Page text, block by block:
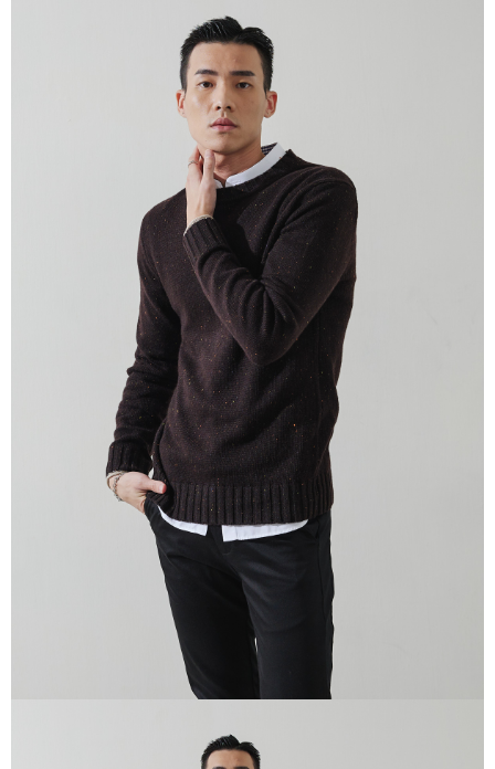
4.ご注文が完了すると、携帯に支払い通知のSMSが届きます。アプリ会員
の場合は、AFTEE アプリプッシュ通知が届きます。
5.商品受け取り時のお支払いは不要です。商品を確かめてから、SMSまた
はアプリの通知に従って、4大コンビニ、またはATM/オンラインバンキン
代金納付期限は最短で 14 日以内ですので、ご注意ください。AFTEE アプ
リをダウンロードして AFTEE 会員になるとお支払い期限を最長 45 日以内
お支払期限は、ショップが請求した期日と、AFTEEで延長できる日数をも
とに計算されます。AFTEEで注文すると、商品を受け取るまで支払い期限
を延長できますが、商品を期限内に受け取れない場合があります（例：予
約商品や商品到着日が比較的遅い商品）。そのため、商品到着の有無に関
わらず、AFTEEで指定された期限内にお支払いください。
1.初回 AFTEEを ご利用の際に、認証結果及び当社の審査の結果に基づ
き、限度額が設定されます。
2.決済金額は最低NT$20です。
3.現在、台湾の会員のみご利用いただけます。
三、利用規約「AFTEE代金後払い」（以下当サービスという）はネットプ
ロテクションズ（以下 AFTEE という）が提供し、AFTEEが代金を徴収し
ます。当サービスご利用の際に提供しなければならない個人情報（注文者
の氏名、電話番号、受取人の氏名、電話番号、受取人住所を含むがこれに
限らない）は、AFTEEに渡され当サービスで必要な範囲内で利用されま
す。AFTEEの個人情報の収集、処理、利用について、詳細はAFTEE公式ホ
ームページの『個人情報の収集、処理及び利用に関する声明』をご参照く
https://aftee.tw/privacypolicy/ ）。
AFTEEの初回ご利用の際に、審査を通過すれば、最高額がNT$10,000にな
ります。支払い期限を過ぎた場合、その金額に基づいて年利20%の遅延滞
納金が加算されます。未成年の利用者は、事前に法定代理人または後見人
の同意を得ればAFTEEをご利用いただけます。
個人情報の処理、利用について疑問がある、または関連する法律の権利を
行使したい場合は、ネットプロテクションズ
配送毎にNT$120、NT$3,000以上で送料無料
配送毎にNT$350、NT$3,500以上で送料無料